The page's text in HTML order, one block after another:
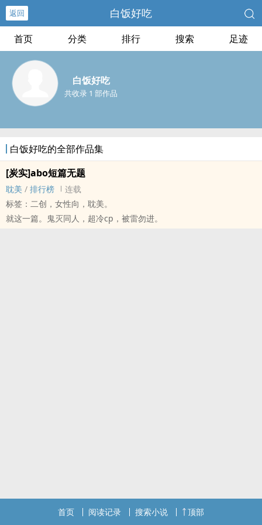
返回 白饭好吃
首页 分类 排行 搜索 足迹
白饭好吃
共收录 1 部作品
白饭好吃的全部作品集
[炭实]abo短篇无题
耽美 / 排行榜
连载
标签：二创，女性向，耽美。
就这一篇。鬼灭同人，超冷cp，被雷勿进。
首页 阅读记录 搜索小说 顶部